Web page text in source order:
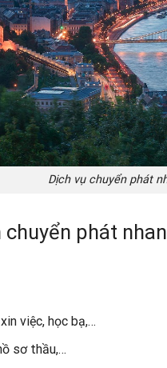
Dịch vụ chuyển phát
phát
việc, học bạ,…
sơ thầu,…